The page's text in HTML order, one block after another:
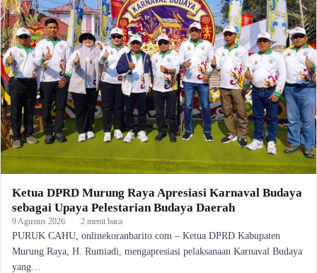
Ketua DPRD Murung Raya Apresiasi Karnaval Budaya
sebagai Upaya Pelestarian Budaya Daerah
9 Agustus 2026 · 2 menit baca
PURUK CAHU, onlinekoranbarito.com – Ketua DPRD Kabupaten
Murung Raya, H. Rumiadi, mengapresiasi pelaksanaan Karnaval Budaya
yang…